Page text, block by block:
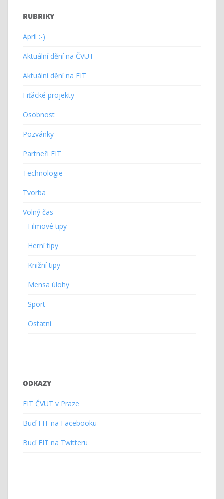
RUBRIKY
Apríl :-)
Aktuální dění na ČVUT
Aktuální dění na FIT
Fiťácké projekty
Osobnost
Pozvánky
Partneři FIT
Technologie
Tvorba
Volný čas
Filmové tipy
Herní tipy
Knižní tipy
Mensa úlohy
Sport
Ostatní
ODKAZY
FIT ČVUT v Praze
Buď FIT na Facebooku
Buď FIT na Twitteru